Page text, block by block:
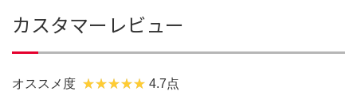
カスタマーレビュー
オススメ度 4.7点